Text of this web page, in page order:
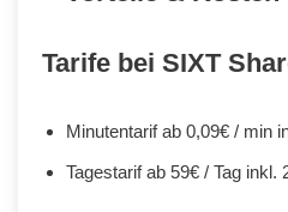
Tarife bei SIXT
Minutentarif ab 0,09€ / min
Tagestarif ab 59€ / Tag inkl.